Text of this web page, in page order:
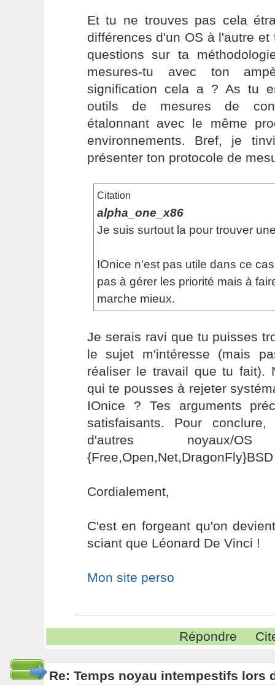
Et tu ne trouves pas cela
différences d'un OS à l'autre
questions sur ta
mesures-tu avec ton
signification cela a ? As tu
outils de mesures de
étalonnant avec le même
environnements. Bref, je
présenter ton protocole de
Citation
alpha_one_x86
Je suis surtout la pour trouver
IOnice n'est pas utile dans ce
pas à gérer les priorité mais à
marche mieux.
Je serais ravi que tu puisses
le sujet m'intéresse (mais
réaliser le travail que tu fait).
qui te pousses à rejeter
IOnice ? Tes arguments
satisfaisants. Pour
d'autres
Cordialement,
C'est en forgeant qu'on
sciant que Léonard De Vinci !
Mon site perso
Répondre
Re: Temps noyau intempestifs lors